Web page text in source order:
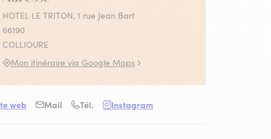
HOTEL LE TRITON, 1 rue Jean Bart
66190
COLLIOURE
Mon itinéraire via Google Maps
web Mail Tél. Instagram